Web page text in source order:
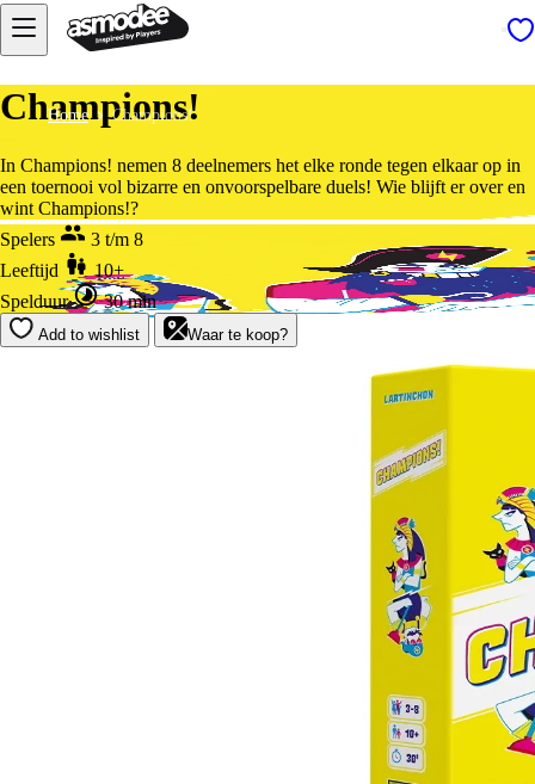
Home Champions!
Champions!
In Champions! nemen 8 deelnemers het elke ronde tegen elkaar op in
een toernooi vol bizarre en onvoorspelbare duels! Wie blijft er over en
wint Champions!?
Spelers
3 t/m 8
Leeftijd
10+
Spelduur
30 min
Add to wishlist Waar te koop?